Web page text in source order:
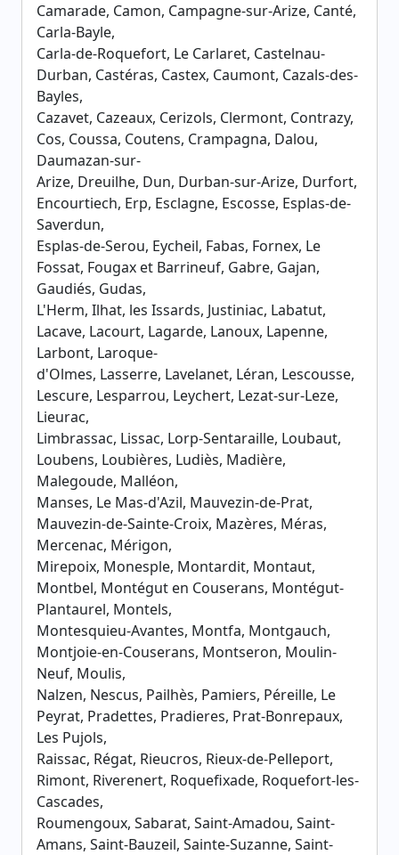
Camarade, Camon, Campagne-sur-Arize, Canté,
Carla-Bayle,
Carla-de-Roquefort, Le Carlaret, Castelnau-
Durban, Castéras, Castex, Caumont, Cazals-des-
Bayles,
Cazavet, Cazeaux, Cerizols, Clermont, Contrazy,
Cos, Coussa, Coutens, Crampagna, Dalou,
Daumazan-sur-
Arize, Dreuilhe, Dun, Durban-sur-Arize, Durfort,
Encourtiech, Erp, Esclagne, Escosse, Esplas-de-
Saverdun,
Esplas-de-Serou, Eycheil, Fabas, Fornex, Le
Fossat, Fougax et Barrineuf, Gabre, Gajan,
Gaudiés, Gudas,
L'Herm, Ilhat, les Issards, Justiniac, Labatut,
Lacave, Lacourt, Lagarde, Lanoux, Lapenne,
Larbont, Laroque-
d'Olmes, Lasserre, Lavelanet, Léran, Lescousse,
Lescure, Lesparrou, Leychert, Lezat-sur-Leze,
Lieurac,
Limbrassac, Lissac, Lorp-Sentaraille, Loubaut,
Loubens, Loubières, Ludiès, Madière,
Malegoude, Malléon,
Manses, Le Mas-d'Azil, Mauvezin-de-Prat,
Mauvezin-de-Sainte-Croix, Mazères, Méras,
Mercenac, Mérigon,
Mirepoix, Monesple, Montardit, Montaut,
Montbel, Montégut en Couserans, Montégut-
Plantaurel, Montels,
Montesquieu-Avantes, Montfa, Montgauch,
Montjoie-en-Couserans, Montseron, Moulin-
Neuf, Moulis,
Nalzen, Nescus, Pailhès, Pamiers, Péreille, Le
Peyrat, Pradettes, Pradieres, Prat-Bonrepaux,
Les Pujols,
Raissac, Régat, Rieucros, Rieux-de-Pelleport,
Rimont, Riverenert, Roquefixade, Roquefort-les-
Cascades,
Roumengoux, Sabarat, Saint-Amadou, Saint-
Amans, Saint-Bauzeil, Sainte-Suzanne, Saint-